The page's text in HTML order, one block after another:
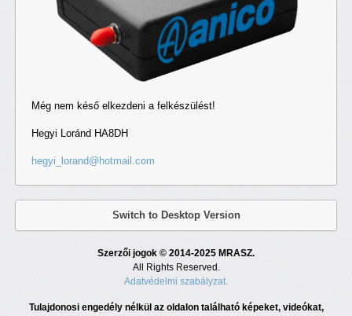
Még nem késő elkezdeni a felkészülést!
Hegyi Loránd HA8DH
hegyi_lorand@hotmail.com
Switch to Desktop Version
Szerzői jogok © 2014-2025 MRASZ.
All Rights Reserved.
Adatvédelmi szabályzat.
Tulajdonosi engedély nélkül az oldalon található képeket, videókat,